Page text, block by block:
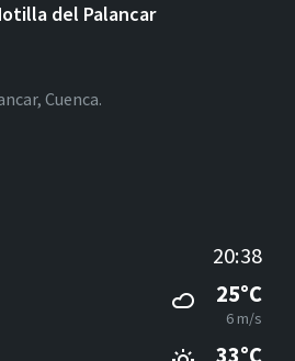
del Palancar
Cuenca.
20:38
25°C
6 m/s